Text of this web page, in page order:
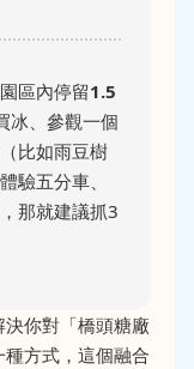
區內停留1.5
冰、參觀一個
比如雨豆樹
驗五分車、
那就建議抓3
你對「橋頭糖廠
方式，這個融合